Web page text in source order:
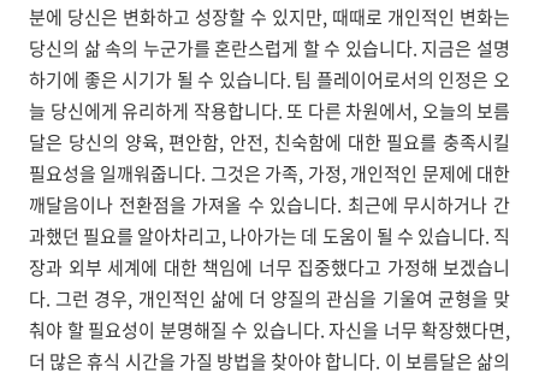
분에 당신은 변화하고 성장할 수 있지만, 때때로 개인적인 변화는
당신의 삶 속의 누군가를 혼란스럽게 할 수 있습니다. 지금은 설명
하기에 좋은 시기가 될 수 있습니다. 팀 플레이어로서의 인정은 오
늘 당신에게 유리하게 작용합니다. 또 다른 차원에서, 오늘의 보름
달은 당신의 양육, 편안함, 안전, 친숙함에 대한 필요를 충족시킬
필요성을 일깨워줍니다. 그것은 가족, 가정, 개인적인 문제에 대한
깨달음이나 전환점을 가져올 수 있습니다. 최근에 무시하거나 간
과했던 필요를 알아차리고, 나아가는 데 도움이 될 수 있습니다. 직
장과 외부 세계에 대한 책임에 너무 집중했다고 가정해 보겠습니
다. 그런 경우, 개인적인 삶에 더 양질의 관심을 기울여 균형을 맞
춰야 할 필요성이 분명해질 수 있습니다. 자신을 너무 확장했다면,
더 많은 휴식 시간을 가질 방법을 찾아야 합니다. 이 보름달은 삶의